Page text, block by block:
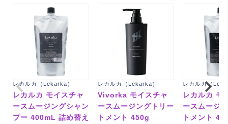
レカルカ（Lekarka）
レカルカ モイスチャ
ースムージングシャン
プー 400mL 詰め替え
レカルカ（Lekarka）
Vivorka モイスチャ
ースムージングトリー
トメント 450g
レカルカ（
レカルカ モ
ースムージ
トメント